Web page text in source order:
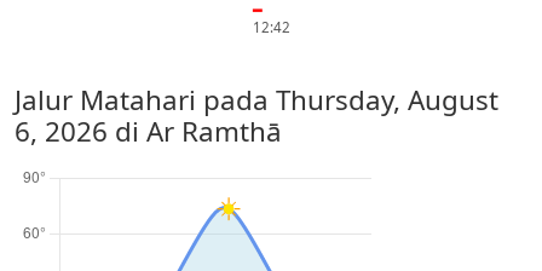
━
12:42
Jalur Matahari pada Thursday, August
6, 2026 di Ar Ramthā